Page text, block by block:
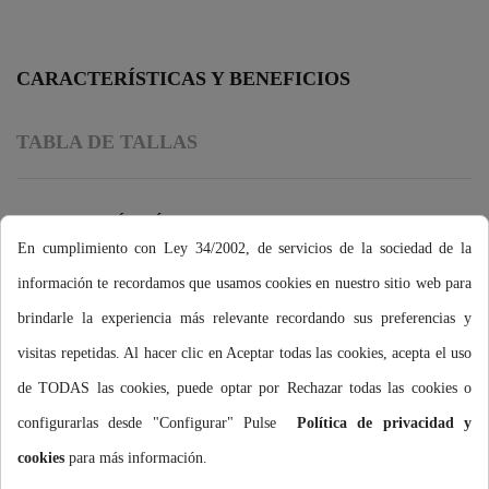
CARACTERÍSTICAS Y BENEFICIOS
TABLA DE TALLAS
TECNOLOGÍA TÉRMICA TRICAPA
Gracias al tejido exclusivo tricapa Trilaminate Warmth de 2.5mm
se consigue una óptima protección térmica de la cabeza durante
las sesiones de natación en aguas abiertas.
MÁXIMA PROTECCIÓN CONTRA EL FRÍO
El sellado de las costuras con la tecnología VTT (Vulcanized
Thermal Taping) impide la entrada de agua y mejora la protección
de la cabeza contra el frío.
En cumplimiento con Ley 34/2002, de servicios de la sociedad de la
información te recordamos que usamos cookies en nuestro sitio web para
brindarle la experiencia más relevante recordando sus preferencias y
visitas repetidas. Al hacer clic en Aceptar todas las cookies, acepta el uso
de TODAS las cookies, puede optar por Rechazar todas las cookies o
configurarlas desde "Configurar" Pulse Política de privacidad y
cookies para más información.